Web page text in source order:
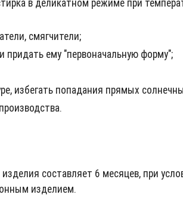
смягчители;
придать ему "первоначальную форму";
избегать попадания прямых
составляет 6 месяцев, при
изделием.